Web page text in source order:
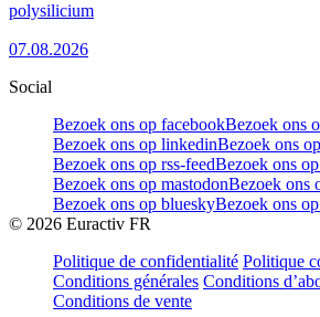
polysilicium
07.08.2026
Social
Bezoek ons op facebookBezoek ons
Bezoek ons op linkedinBezoek ons
Bezoek ons op rss-feedBezoek ons
Bezoek ons op mastodonBezoek ons
Bezoek ons op blueskyBezoek ons
© 2026 Euractiv FR
Politique de confidentialité Politique
Conditions générales Conditions
Conditions de vente